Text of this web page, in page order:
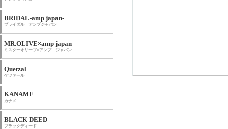
BRIDAL-amp japan-
ブライダル アンプジャパン
MR.OLIVE×amp japan
ミスターオリーブ×アンプ ジャパン
Quetzal
ケツァール
KANAME
カナメ
BLACK DEED
ブラックディード